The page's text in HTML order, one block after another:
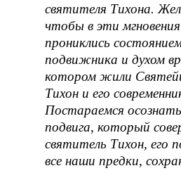
святителя Тихона.
чтобы в эти
прониклись
подвижника и духом
котором жили
Тихон и его
Постараемся
подвига, который
святитель Тихон, его
все наши предки,